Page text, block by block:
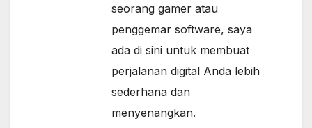
seorang gamer atau
penggemar software, saya
ada di sini untuk membuat
perjalanan digital Anda lebih
sederhana dan
menyenangkan.